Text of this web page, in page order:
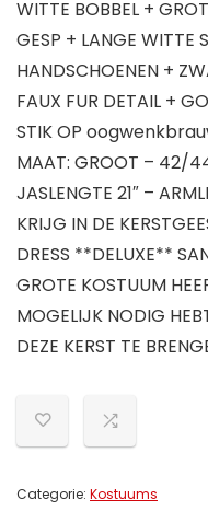
WITTE BOBBEL +
GESP + LANGE WITTE
HANDSCHOENEN +
FAUX FUR DETAIL +
STIK OP
MAAT: GROOT – 42/
JASLENGTE 21″ –
KRIJG IN DE
DRESS **DELUXE**
GROTE KOSTUUM
MOGELIJK NODIG
DEZE KERST TE
Categorie: Kostuums